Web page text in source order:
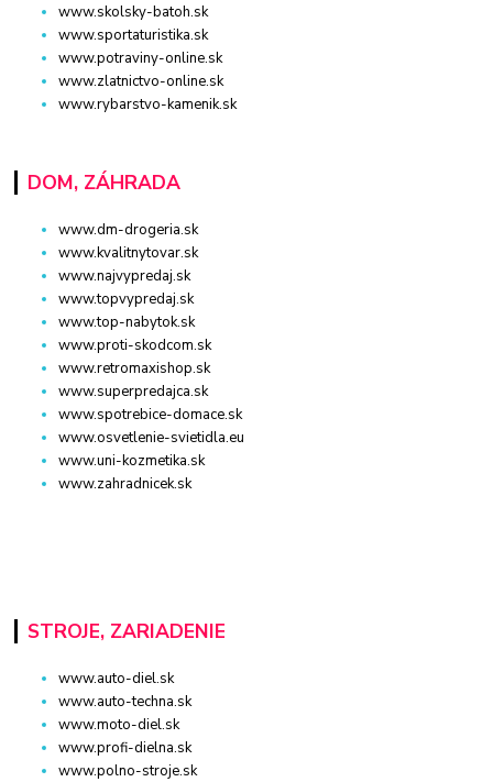
www.skolsky-batoh.sk
www.sportaturistika.sk
www.potraviny-online.sk
www.zlatnictvo-online.sk
www.rybarstvo-kamenik.sk
DOM, ZÁHRADA
www.dm-drogeria.sk
www.kvalitnytovar.sk
www.najvypredaj.sk
www.topvypredaj.sk
www.top-nabytok.sk
www.proti-skodcom.sk
www.retromaxishop.sk
www.superpredajca.sk
www.spotrebice-domace.sk
www.osvetlenie-svietidla.eu
www.uni-kozmetika.sk
www.zahradnicek.sk
STROJE, ZARIADENIE
www.auto-diel.sk
www.auto-techna.sk
www.moto-diel.sk
www.profi-dielna.sk
www.polno-stroje.sk